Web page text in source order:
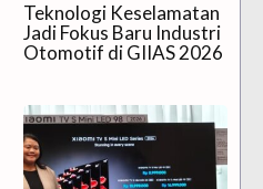
Teknologi Keselamatan
Jadi Fokus Baru Industri
Otomotif di GIIAS 2026